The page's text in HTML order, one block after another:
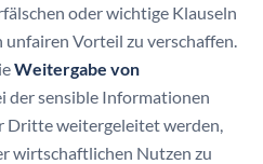
oder wichtige Klauseln
Vorteil zu verschaffen.
Weitergabe von
der sensible Informationen
Dritte weitergeleitet werden,
wirtschaftlichen Nutzen zu